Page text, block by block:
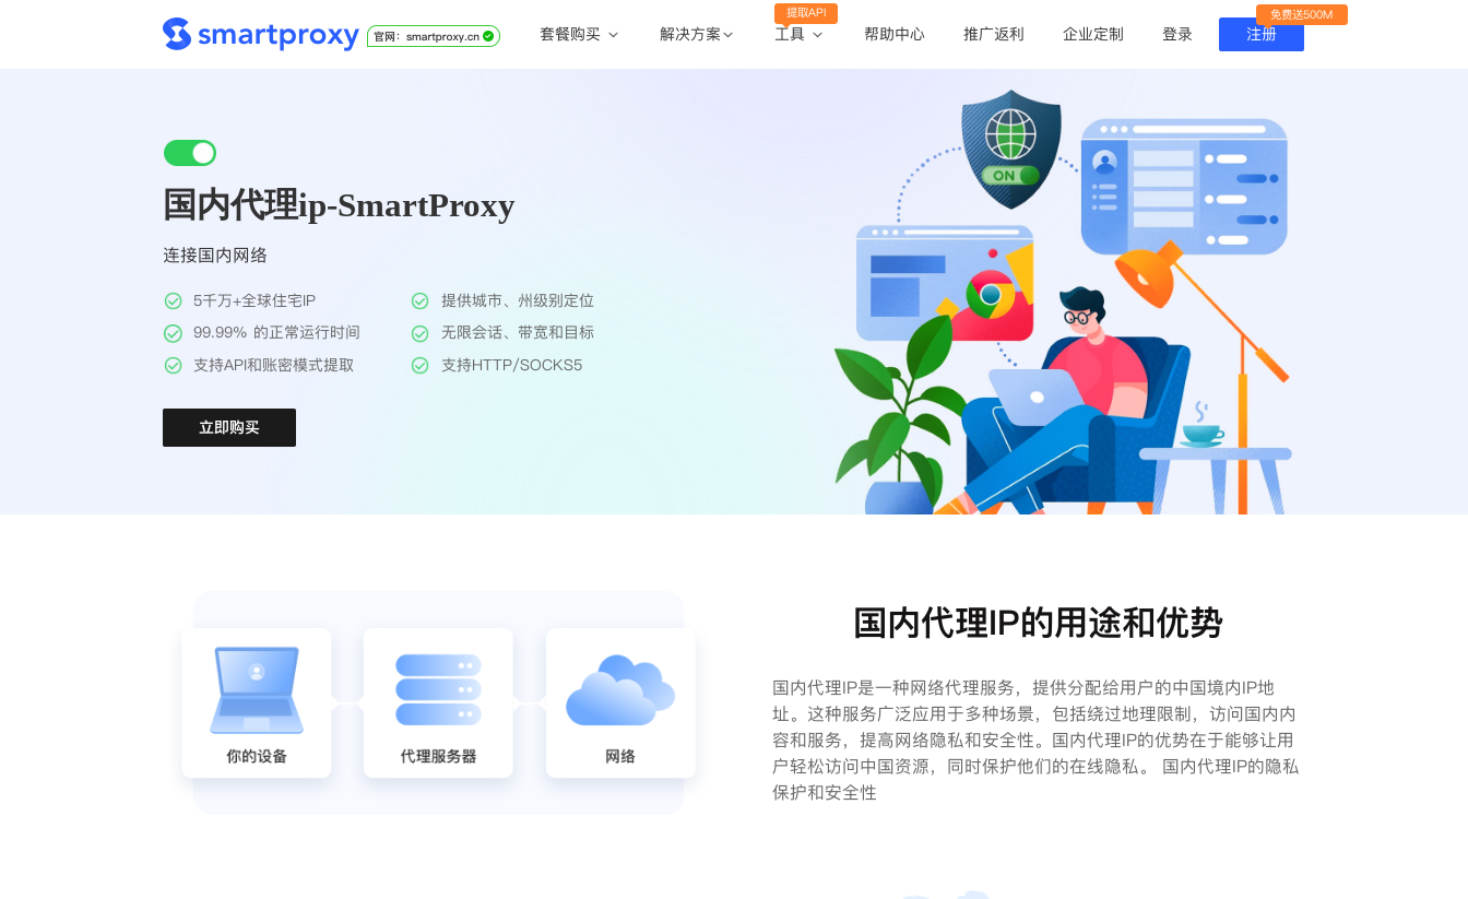
套餐购买 解决方案 工具
提取API
帮助中心 推广返利 企业定制 登录 注册
免费送500M
国内代理ip-SmartProxy
连接国内网络
5千万+全球住宅IP
提供城市、州级别定位
99.99% 的正常运行时间
无限会话、带宽和目标
支持API和账密模式提取
支持HTTP/SOCKS5
立即购买
国内代理IP的用途和优势
国内代理IP是一种网络代理服务，提供分配给用户的中国境内IP地
址。这种服务广泛应用于多种场景，包括绕过地理限制，访问国内内
容和服务，提高网络隐私和安全性。国内代理IP的优势在于能够让用
户轻松访问中国资源，同时保护他们的在线隐私。 国内代理IP的隐私
保护和安全性